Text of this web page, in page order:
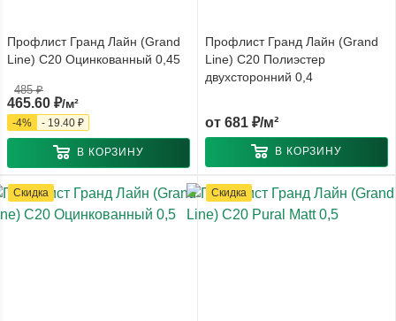
Профлист Гранд Лайн (Grand
Line) С20 Оцинкованный 0,45
465.60 ₽/м²
485₽
-4% - 19.40 ₽
В КОРЗИНУ
Профлист Гранд Лайн (Grand
Line) С20 Полиэстер
двухсторонний 0,4
от 681 ₽/м²
В КОРЗИНУ
Скидка Скидка